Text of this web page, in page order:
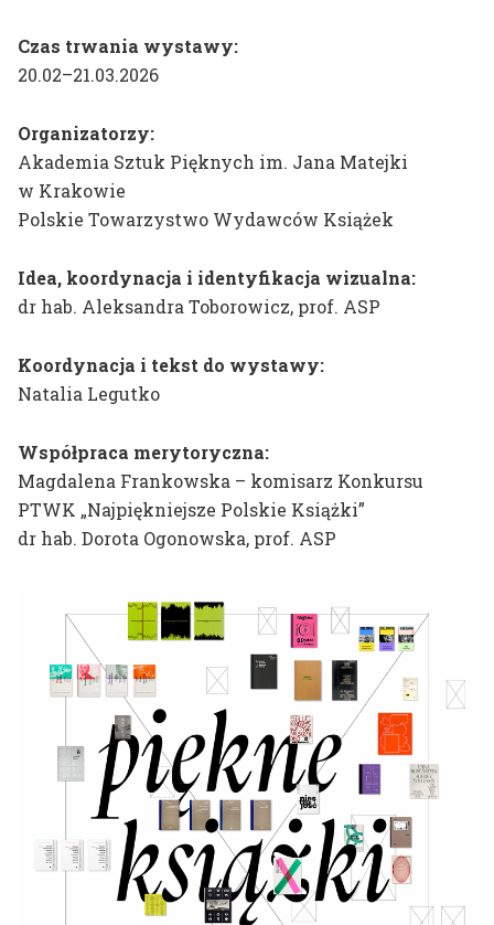
Marlena Biczak
Artur Blusiewicz
Tomáš Agat Błoński
Ireneusz Borowski
Kacper Bożek
Marta Bożyk
Zasady rekrutacji na studia
Konsultacje
FACULTY
INFORMATION
DEPARTMENTS
LOCATIONS
USEFUL
INFORMATIONS
CONTACT
Czas trwania wystawy:
20.02–21.03.2026
Organizatorzy:
Akademia Sztuk Pięknych im. Jana Matejki
w Krakowie
Polskie Towarzystwo Wydawców Książek
Idea, koordynacja i identyfikacja wizualna:
dr hab. Aleksandra Toborowicz, prof. ASP
Koordynacja i tekst do wystawy:
Natalia Legutko
Współpraca merytoryczna:
Magdalena Frankowska – komisarz Konkursu
PTWK „Najpiękniejsze Polskie Książki”
dr hab. Dorota Ogonowska, prof. ASP